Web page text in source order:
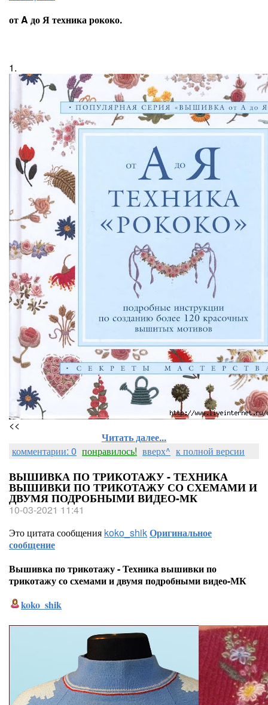
от A до Я техника рококо.
1.
<<
Читать далее...
комментарии: 0 понравилось! вверх^ к полной версии
ВЫШИВКА ПО ТРИКОТАЖУ - ТЕХНИКА
ВЫШИВКИ ПО ТРИКОТАЖУ СО СХЕМАМИ И
ДВУМЯ ПОДРОБНЫМИ ВИДЕО-МК
10-03-2021 11:41
Это цитата сообщения koko_shikОригинальное
сообщение
Вышивка по трикотажу - Техника вышивки по
трикотажу со схемами и двумя подробными видео-МК
koko_shik